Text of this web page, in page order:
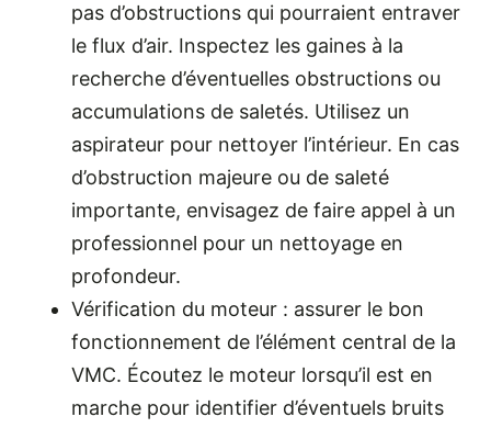
pas d’obstructions qui pourraient entraver
le flux d’air. Inspectez les gaines à la
recherche d’éventuelles obstructions ou
accumulations de saletés. Utilisez un
aspirateur pour nettoyer l’intérieur. En cas
d’obstruction majeure ou de saleté
importante, envisagez de faire appel à un
professionnel pour un nettoyage en
profondeur.
Vérification du moteur : assurer le bon
fonctionnement de l’élément central de la
VMC. Écoutez le moteur lorsqu’il est en
marche pour identifier d’éventuels bruits